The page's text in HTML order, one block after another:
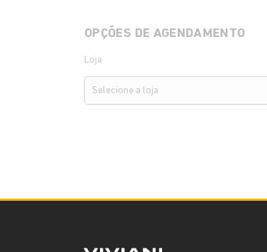
OPÇÕES DE AGENDAMENTO
Loja